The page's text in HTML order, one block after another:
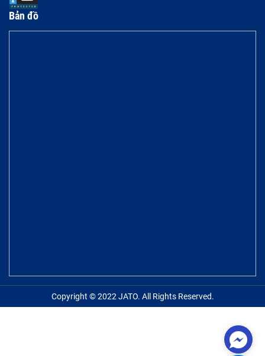
Bản đồ
Copyright © 2022 JATO. All Rights Reserved.